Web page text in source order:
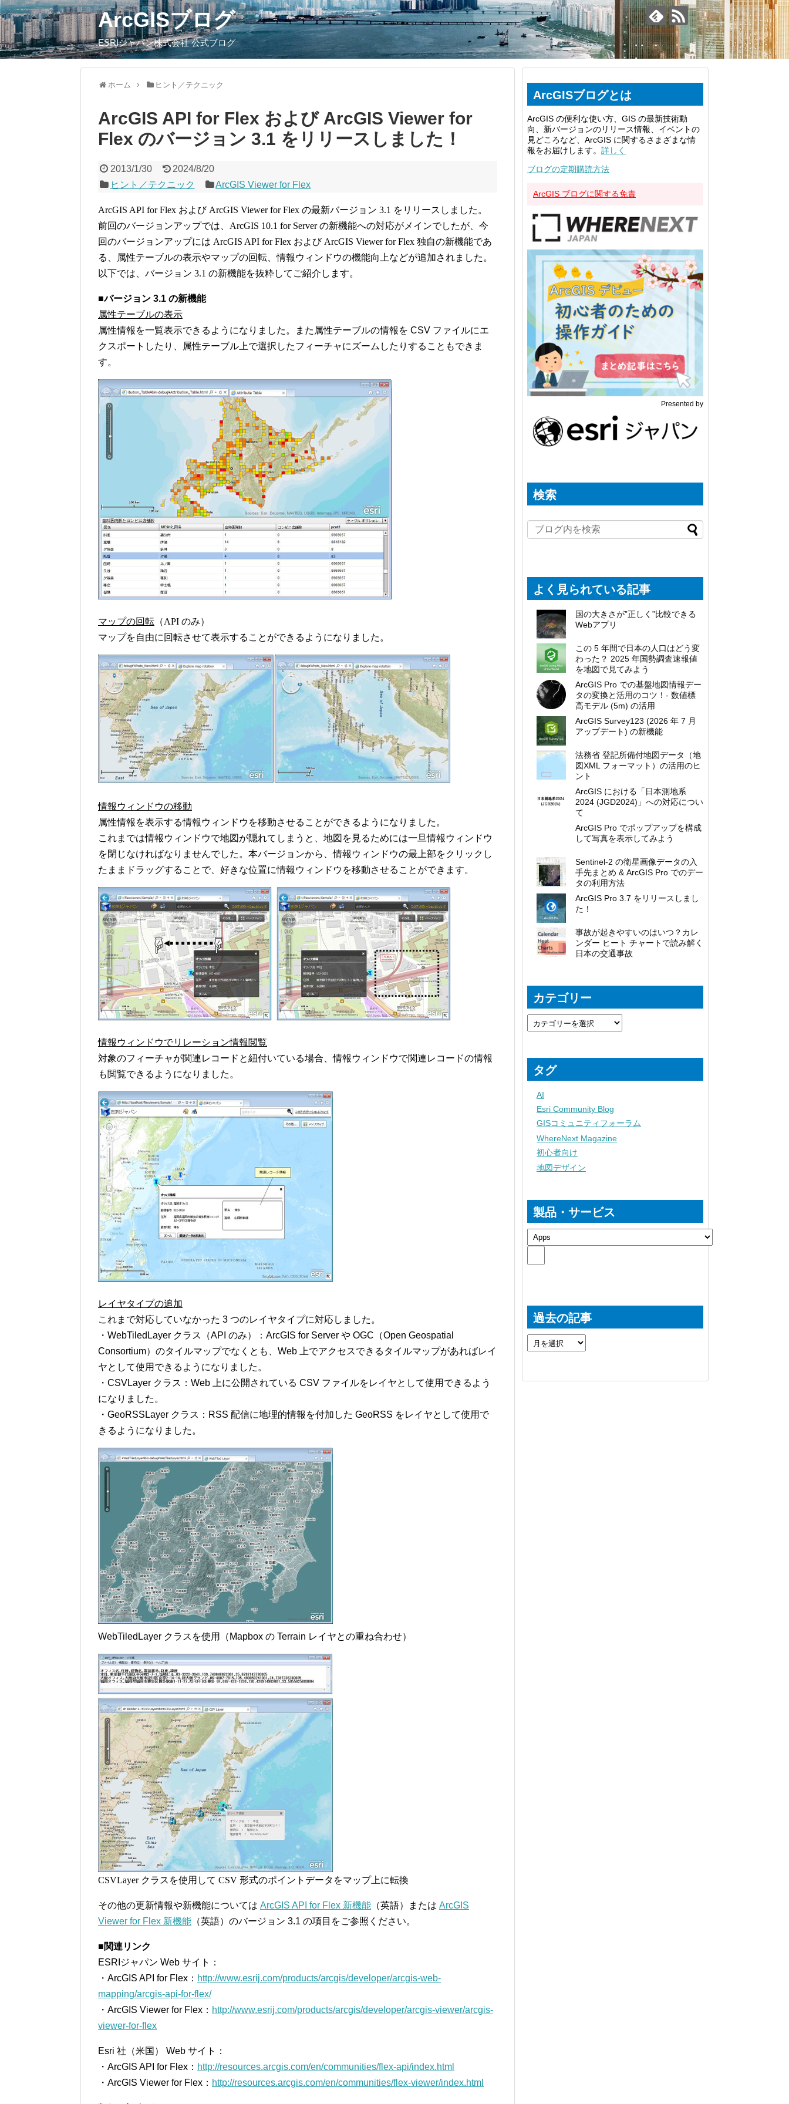
ArcGISブログ
ESRIジャパン株式会社 公式ブログ
ホーム ヒント／テクニック
ArcGIS API for Flex および ArcGIS Viewer for
Flex のバージョン 3.1 をリリースしました！
2013/1/30
2024/8/20
ヒント／テクニック
ArcGIS Viewer for Flex
ArcGIS API for Flex および ArcGIS Viewer for Flex の最新バージョン 3.1 をリリースしました。
前回のバージョンアップでは、ArcGIS 10.1 for Server の新機能への対応がメインでしたが、今
回のバージョンアップには ArcGIS API for Flex および ArcGIS Viewer for Flex 独自の新機能であ
る、属性テーブルの表示やマップの回転、情報ウィンドウの機能向上などが追加されました。
以下では、バージョン 3.1 の新機能を抜粋してご紹介します。
■バージョン 3.1 の新機能
属性テーブルの表示
属性情報を一覧表示できるようになりました。また属性テーブルの情報を CSV ファイルにエ
クスポートしたり、属性テーブル上で選択したフィーチャにズームしたりすることもできま
す。
マップの回転 （API のみ）
マップを自由に回転させて表示することができるようになりました。
情報ウィンドウの移動
属性情報を表示する情報ウィンドウを移動させることができるようになりました。
これまでは情報ウィンドウで地図が隠れてしまうと、地図を見るためには一旦情報ウィンドウ
を閉じなければなりませんでした。本バージョンから、情報ウィンドウの最上部をクリックし
たままドラッグすることで、好きな位置に情報ウィンドウを移動させることができます。
情報ウィンドウでリレーション情報閲覧
対象のフィーチャが関連レコードと紐付いている場合、情報ウィンドウで関連レコードの情報
も閲覧できるようになりました。
レイヤタイプの追加
これまで対応していなかった 3 つのレイヤタイプに対応しました。
・WebTiledLayer クラス（API のみ）：ArcGIS for Server や OGC（Open Geospatial
Consortium）のタイルマップでなくとも、Web 上でアクセスできるタイルマップがあればレイ
ヤとして使用できるようになりました。
・CSVLayer クラス：Web 上に公開されている CSV ファイルをレイヤとして使用できるよう
になりました。
・GeoRSSLayer クラス：RSS 配信に地理的情報を付加した GeoRSS をレイヤとして使用で
きるようになりました。
WebTiledLayer クラスを使用（Mapbox の Terrain レイヤとの重ね合わせ）
CSVLayer クラスを使用して CSV 形式のポイントデータをマップ上に転換
その他の更新情報や新機能については ArcGIS API for Flex 新機能 （英語）または ArcGIS
Viewer for Flex 新機能 （英語）のバージョン 3.1 の項目をご参照ください。
■関連リンク
ESRIジャパン Web サイト：
・ArcGIS API for Flex： http://www.esrij.com/products/arcgis/developer/arcgis-web-
mapping/arcgis-api-for-flex/
・ArcGIS Viewer for Flex： http://www.esrij.com/products/arcgis/developer/arcgis-viewer/arcgis-
viewer-for-flex
Esri 社（米国） Web サイト：
・ArcGIS API for Flex： http://resources.arcgis.com/en/communities/flex-api/index.html
・ArcGIS Viewer for Flex： http://resources.arcgis.com/en/communities/flex-viewer/index.html
ArcGISブログとは
ArcGIS の便利な使い方、GIS の最新技術動
向、新バージョンのリリース情報、イベントの
見どころなど、ArcGIS に関するさまざまな情
報をお届けします。 詳しく
ブログの定期購読方法
ArcGIS ブログに関する免責
Presented by
検索
よく見られている記事
国の大きさが”正しく”比較できる
Webアプリ
この 5 年間で日本の人口はどう変
わった？ 2025 年国勢調査速報値
を地図で見てみよう
ArcGIS Pro での基盤地図情報デー
タの変換と活用のコツ！- 数値標
高モデル (5m) の活用
ArcGIS Survey123 (2026 年 7 月
アップデート) の新機能
法務省 登記所備付地図データ（地
図XML フォーマット）の活用のヒ
ント
ArcGIS における「日本測地系
2024 (JGD2024)」への対応につい
て
ArcGIS Pro でポップアップを構成
して写真を表示してみよう
Sentinel-2 の衛星画像データの入
手先まとめ & ArcGIS Pro でのデー
タの利用方法
ArcGIS Pro 3.7 をリリースしまし
た！
事故が起きやすいのはいつ？カレ
ンダー ヒート チャートで読み解く
日本の交通事故
カテゴリー
タグ
AI
Esri Community Blog
GISコミュニティフォーラム
WhereNext Magazine
初心者向け
地図デザイン
製品・サービス
過去の記事